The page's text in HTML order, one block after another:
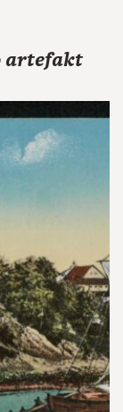
artefakt